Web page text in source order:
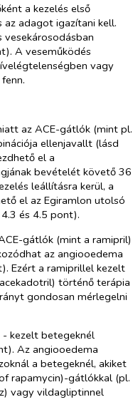
a kezelés első
az adagot igazítani kell.
vesekárosodásban
A veseműködés
vagy
az ACE-gátlók (mint pl.
ellenjavallt (lásd
el a
bevételét követő 36
leállításra kerül, a
el az Egiramlon utolsó
és 4.5 pont).
gátlók (mint a ramipril)
az angiooedema
Ezért a ramiprillel kezelt
történő terápia
gondosan mérlegelni
kezelt betegeknél
Az angiooedema
a betegeknél, akiket
rapamycin)-gátlókkal (pl.
vagy vildagliptinnel